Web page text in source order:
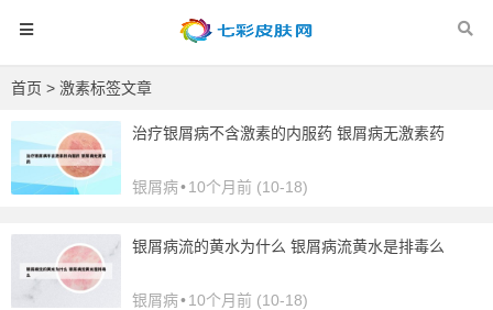
首页 > 激素标签文章
治疗银屑病不含激素的内服药 银屑病无激素药
银屑病•10个月前 (10-18)
银屑病流的黄水为什么 银屑病流黄水是排毒么
银屑病•10个月前 (10-18)